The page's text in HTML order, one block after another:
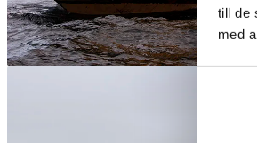
till de
med